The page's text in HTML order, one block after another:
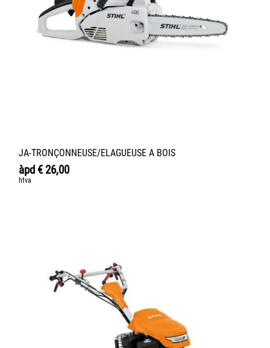
JA-TRONÇONNEUSE/ELAGUEUSE A BOIS
àpd €26,00
htva